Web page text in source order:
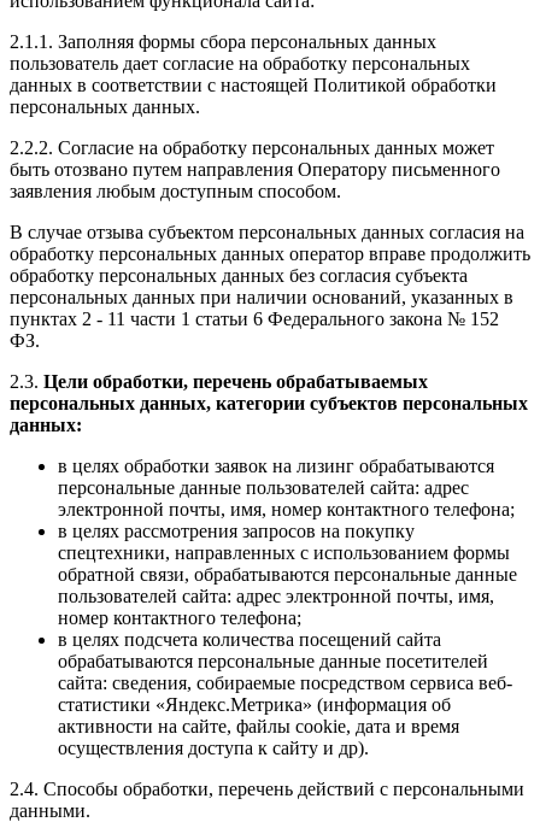
2.1.1. Заполняя формы сбора персональных данных
пользователь дает согласие на обработку персональных
данных в соответствии с настоящей Политикой обработки
персональных данных.
2.2.2. Согласие на обработку персональных данных может
быть отозвано путем направления Оператору письменного
заявления любым доступным способом.
В случае отзыва субъектом персональных данных согласия на
обработку персональных данных оператор вправе продолжить
обработку персональных данных без согласия субъекта
персональных данных при наличии оснований, указанных в
пунктах 2 - 11 части 1 статьи 6 Федерального закона № 152
ФЗ.
2.3. Цели обработки, перечень обрабатываемых
персональных данных, категории субъектов персональных
данных:
в целях обработки заявок на лизинг обрабатываются
персональные данные пользователей сайта: адрес
электронной почты, имя, номер контактного телефона;
в целях рассмотрения запросов на покупку
спецтехники, направленных с использованием формы
обратной связи, обрабатываются персональные данные
пользователей сайта: адрес электронной почты, имя,
номер контактного телефона;
в целях подсчета количества посещений сайта
обрабатываются персональные данные посетителей
сайта: сведения, собираемые посредством сервиса веб-
статистики «Яндекс.Метрика» (информация об
активности на сайте, файлы cookie, дата и время
осуществления доступа к сайту и др).
2.4. Способы обработки, перечень действий с персональными
данными.